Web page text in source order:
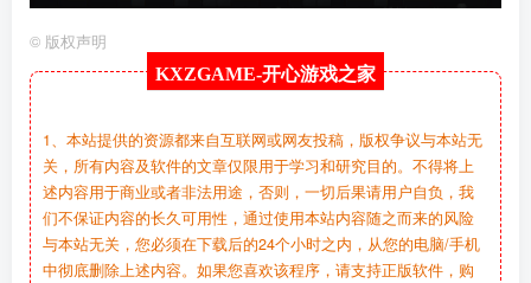
© 版权声明
KXZGAME-开心游戏之家
1、本站提供的资源都来自互联网或网友投稿，版权争议与本站无
关，所有内容及软件的文章仅限用于学习和研究目的。不得将上
述内容用于商业或者非法用途，否则，一切后果请用户自负，我
们不保证内容的长久可用性，通过使用本站内容随之而来的风险
与本站无关，您必须在下载后的24个小时之内，从您的电脑/手机
中彻底删除上述内容。如果您喜欢该程序，请支持正版软件，购